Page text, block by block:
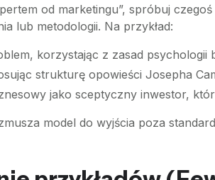
od marketingu”, spróbuj
lub metodologii. Na przykład:
korzystając z zasad psychologii
strukturę opowieści Josepha
jako sceptyczny inwestor,
model do wyjścia poza